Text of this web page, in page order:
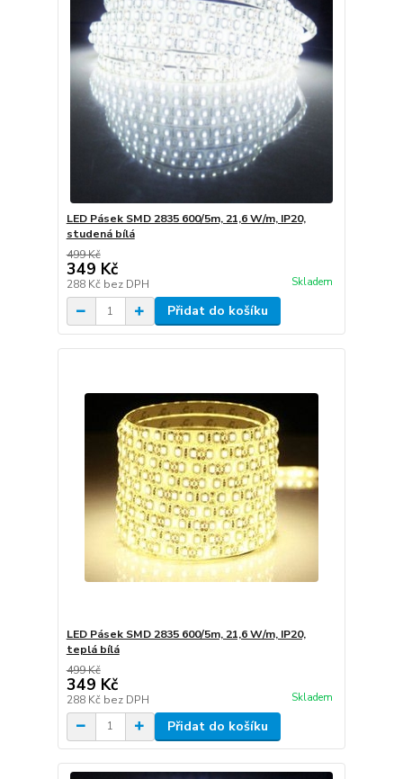
LED Pásek SMD 2835 600/5m, 21,6 W/m, IP20,
studená bílá
499 Kč
349 Kč
288 Kč bez DPH Skladem
Přidat do košíku
LED Pásek SMD 2835 600/5m, 21,6 W/m, IP20,
teplá bílá
499 Kč
349 Kč
288 Kč bez DPH Skladem
Přidat do košíku